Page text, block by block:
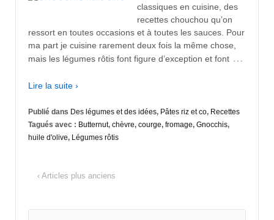
classiques en cuisine, des
recettes chouchou qu’on
ressort en toutes occasions et à toutes les sauces. Pour
ma part je cuisine rarement deux fois la même chose,
mais les légumes rôtis font figure d’exception et font …
Lire la suite ›
Publié dans Des légumes et des idées, Pâtes riz et co, Recettes
Tagués avec : Butternut, chèvre, courge, fromage, Gnocchis,
huile d'olive, Légumes rôtis
‹ Articles plus anciens